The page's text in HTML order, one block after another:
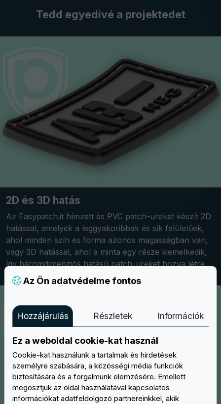
Tedd egyedivé a projektedet
2D és 3D hatás
Az Easypatch.it hímzett és PVC patch-ureket készít 2D
hatással, amelyek a leggyakoribbak és sík felületűek,
ahol minden szín és forma azonos magasságban van,
vagy 3D hatással, ahol a minta egy része kiemelkedik,
így háromdimenziós hatású patch-ureket hozva létre.
Az Ön adatvédelme fontos
Hozzájárulás Részletek Információk
Ez a weboldal cookie-kat használ
Cookie-kat használunk a tartalmak és hirdetések
személyre szabására, a közösségi média funkciók
biztosítására és a forgalmunk elemzésére. Emellett
megosztjuk az oldal használatával kapcsolatos
információkat adatfeldolgozó partnereinkkel, akik